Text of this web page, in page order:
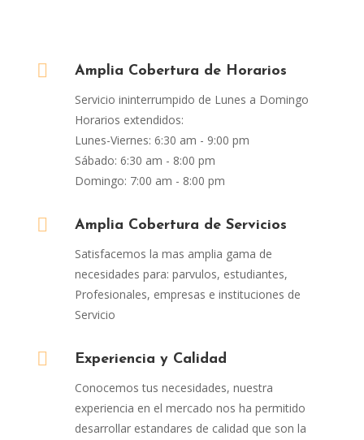

Amplia Cobertura de Horarios
Servicio ininterrumpido de Lunes a Domingo
Horarios extendidos:
Lunes-Viernes: 6:30 am - 9:00 pm
Sábado: 6:30 am - 8:00 pm
Domingo: 7:00 am - 8:00 pm

Amplia Cobertura de Servicios
Satisfacemos la mas amplia gama de
necesidades para: parvulos, estudiantes,
Profesionales, empresas e instituciones de
Servicio

Experiencia y Calidad
Conocemos tus necesidades, nuestra
experiencia en el mercado nos ha permitido
desarrollar estandares de calidad que son la